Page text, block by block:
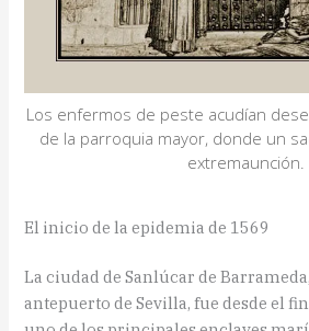
Los enfermos de peste acudían
de la parroquia mayor, donde un
extremaunción.
El inicio de la epidemia de 1569
La ciudad de Sanlúcar de
antepuerto de Sevilla, fue desde el